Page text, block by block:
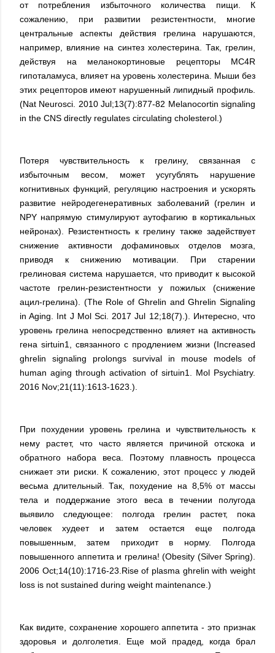
от потребления избыточного количества пищи. К
сожалению, при развитии резистентности, многие
центральные аспекты действия грелина нарушаются,
например, влияние на синтез холестерина. Так, грелин,
действуя на меланокортиновые рецепторы MC4R
гипоталамуса, влияет на уровень холестерина. Мыши без
этих рецепторов имеют нарушенный липидный профиль.
(Nat Neurosci. 2010 Jul;13(7):877-82 Melanocortin signaling
in the CNS directly regulates circulating cholesterol.)
Потеря чувствительность к грелину, связанная с
избыточным весом, может усугублять нарушение
когнитивных функций, регуляцию настроения и ускорять
развитие нейродегенеративных заболеваний (грелин и
NPY напрямую стимулируют аутофагию в кортикальных
нейронах). Резистентность к грелину также задействует
снижение активности дофаминовых отделов мозга,
приводя к снижению мотивации. При старении
грелиновая система нарушается, что приводит к высокой
частоте грелин-резистентности у пожилых (снижение
ацил-грелина). (The Role of Ghrelin and Ghrelin Signaling
in Aging. Int J Mol Sci. 2017 Jul 12;18(7).). Интересно, что
уровень грелина непосредственно влияет на активность
гена sirtuin1, связанного с продлением жизни (Increased
ghrelin signaling prolongs survival in mouse models of
human aging through activation of sirtuin1. Mol Psychiatry.
2016 Nov;21(11):1613-1623.).
При похудении уровень грелина и чувствительность к
нему растет, что часто является причиной отскока и
обратного набора веса. Поэтому плавность процесса
снижает эти риски. К сожалению, этот процесс у людей
весьма длительный. Так, похудение на 8,5% от массы
тела и поддержание этого веса в течении полугода
выявило следующее: полгода грелин растет, пока
человек худеет и затем остается еще полгода
повышенным, затем приходит в норму. Полгода
повышенного аппетита и грелина! (Obesity (Silver Spring).
2006 Oct;14(10):1716-23.Rise of plasma ghrelin with weight
loss is not sustained during weight maintenance.)
Как видите, сохранение хорошего аппетита - это признак
здоровья и долголетия. Еще мой прадед, когда брал